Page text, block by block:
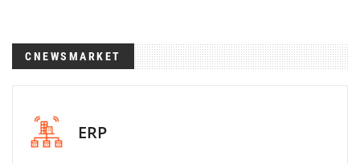
CNEWSMARKET
ERP